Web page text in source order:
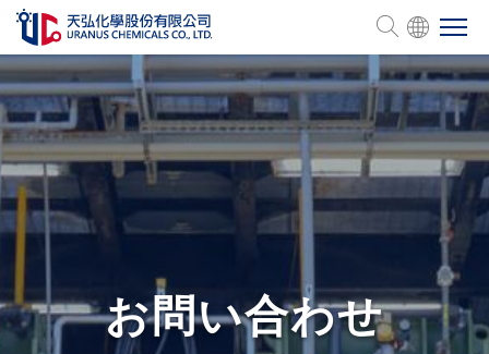
会社概要
製品一覧
人的資源お問い合わせ